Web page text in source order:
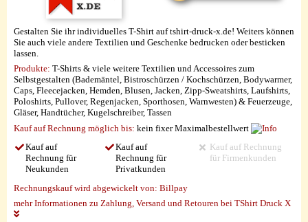
Gestalten Sie ihr individuelles T-Shirt auf tshirt-druck-x.de! Weiters können
Sie auch viele andere Textilien und Geschenke bedrucken oder besticken
lassen.
Produkte: T-Shirts & viele weitere Textilien und Accessoires zum
Selbstgestalten (Bademäntel, Bistroschürzen / Kochschürzen, Bodywarmer,
Caps, Fleecejacken, Hemden, Blusen, Jacken, Zipp-Sweatshirts, Laufshirts,
Poloshirts, Pullover, Regenjacken, Sporthosen, Warnwesten) & Feuerzeuge,
Gläser, Handtücher, Kugelschreiber, Tassen
Kauf auf Rechnung möglich bis: kein fixer Maximalbestellwert
Kauf auf
Rechnung für
Neukunden
Kauf auf
Rechnung für
Privatkunden
Kauf auf Rechnung
für Firmenkunden
Rechnungskauf wird abgewickelt von: Billpay
mehr Informationen zu Zahlung, Versand und Retouren bei TShirt Druck X